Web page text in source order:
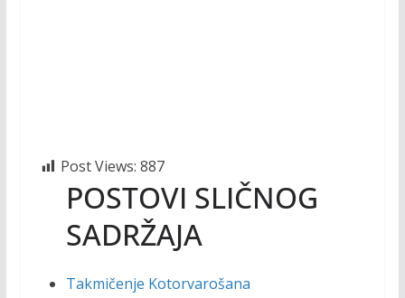
Post Views: 887
POSTOVI SLIČNOG
SADRŽAJA
Takmičenje Kotorvarošana